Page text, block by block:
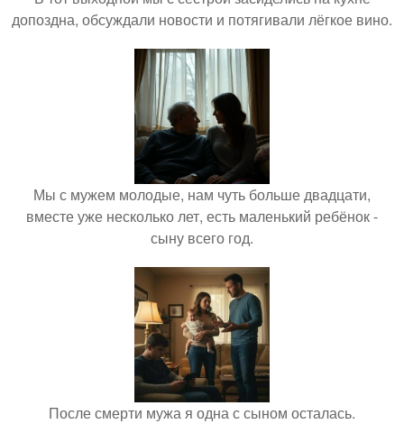
допоздна, обсуждали новости и потягивали лёгкое вино.
Мы с мужем молодые, нам чуть больше двадцати,
вместе уже несколько лет, есть маленький ребёнок -
сыну всего год.
После смерти мужа я одна с сыном осталась.